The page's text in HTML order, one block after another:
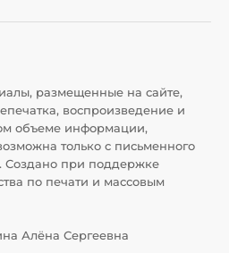
размещенные на сайте,
воспроизведение и
объеме информации,
только с письменного
Создано при поддержке
по печати и массовым
Алёна Сергеевна